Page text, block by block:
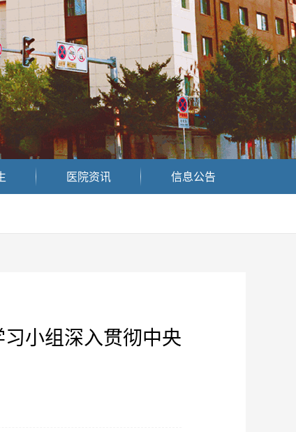
医院资讯 信息公告
小组深入贯彻中央